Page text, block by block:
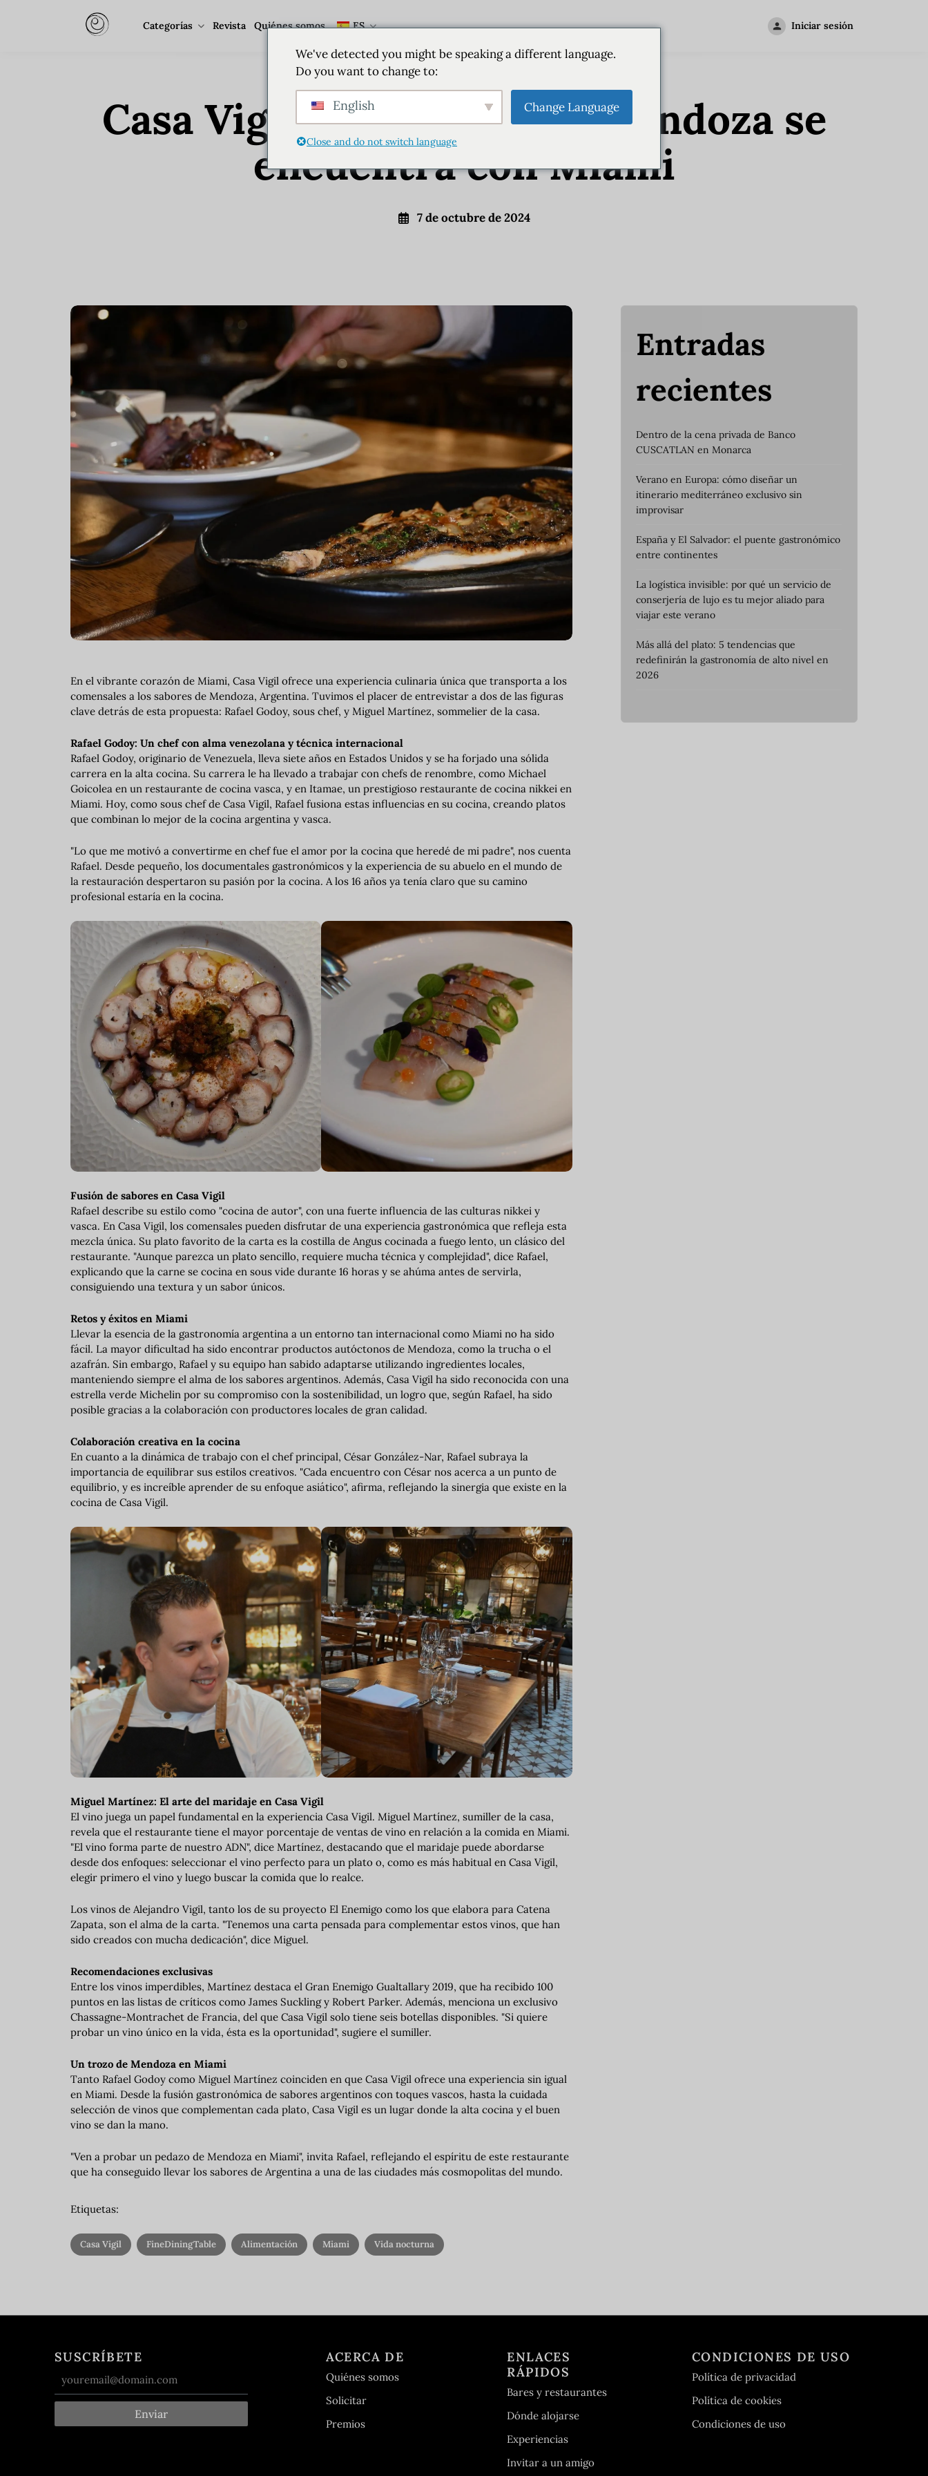
Categorías Revista Quiénes somos ES Iniciar sesión
Miami Bebidas Alimentación Estilo de vida
Casa Vigil Miami: Donde Mendoza se
encuentra con Miami
7 de octubre de 2024
En el vibrante corazón de Miami, Casa Vigil ofrece una experiencia culinaria única que transporta a los
comensales a los sabores de Mendoza, Argentina. Tuvimos el placer de entrevistar a dos de las figuras
clave detrás de esta propuesta: Rafael Godoy, sous chef, y Miguel Martínez, sommelier de la casa.
Rafael Godoy: Un chef con alma venezolana y técnica internacional
Rafael Godoy, originario de Venezuela, lleva siete años en Estados Unidos y se ha forjado una sólida
carrera en la alta cocina. Su carrera le ha llevado a trabajar con chefs de renombre, como Michael
Goicolea en un restaurante de cocina vasca, y en Itamae, un prestigioso restaurante de cocina nikkei en
Miami. Hoy, como sous chef de Casa Vigil, Rafael fusiona estas influencias en su cocina, creando platos
que combinan lo mejor de la cocina argentina y vasca.
"Lo que me motivó a convertirme en chef fue el amor por la cocina que heredé de mi padre", nos cuenta
Rafael. Desde pequeño, los documentales gastronómicos y la experiencia de su abuelo en el mundo de
la restauración despertaron su pasión por la cocina. A los 16 años ya tenía claro que su camino
profesional estaría en la cocina.
Fusión de sabores en Casa Vigil
Rafael describe su estilo como "cocina de autor", con una fuerte influencia de las culturas nikkei y
vasca. En Casa Vigil, los comensales pueden disfrutar de una experiencia gastronómica que refleja esta
mezcla única. Su plato favorito de la carta es la costilla de Angus cocinada a fuego lento, un clásico del
restaurante. "Aunque parezca un plato sencillo, requiere mucha técnica y complejidad", dice Rafael,
explicando que la carne se cocina en sous vide durante 16 horas y se ahúma antes de servirla,
consiguiendo una textura y un sabor únicos.
Retos y éxitos en Miami
Llevar la esencia de la gastronomía argentina a un entorno tan internacional como Miami no ha sido
fácil. La mayor dificultad ha sido encontrar productos autóctonos de Mendoza, como la trucha o el
azafrán. Sin embargo, Rafael y su equipo han sabido adaptarse utilizando ingredientes locales,
manteniendo siempre el alma de los sabores argentinos. Además, Casa Vigil ha sido reconocida con una
estrella verde Michelin por su compromiso con la sostenibilidad, un logro que, según Rafael, ha sido
posible gracias a la colaboración con productores locales de gran calidad.
Colaboración creativa en la cocina
En cuanto a la dinámica de trabajo con el chef principal, César González-Nar, Rafael subraya la
importancia de equilibrar sus estilos creativos. "Cada encuentro con César nos acerca a un punto de
equilibrio, y es increíble aprender de su enfoque asiático", afirma, reflejando la sinergia que existe en la
cocina de Casa Vigil.
Miguel Martínez: El arte del maridaje en Casa Vigil
El vino juega un papel fundamental en la experiencia Casa Vigil. Miguel Martínez, sumiller de la casa,
revela que el restaurante tiene el mayor porcentaje de ventas de vino en relación a la comida en Miami.
"El vino forma parte de nuestro ADN", dice Martínez, destacando que el maridaje puede abordarse
desde dos enfoques: seleccionar el vino perfecto para un plato o, como es más habitual en Casa Vigil,
elegir primero el vino y luego buscar la comida que lo realce.
Los vinos de Alejandro Vigil, tanto los de su proyecto El Enemigo como los que elabora para Catena
Zapata, son el alma de la carta. "Tenemos una carta pensada para complementar estos vinos, que han
sido creados con mucha dedicación", dice Miguel.
Recomendaciones exclusivas
Entre los vinos imperdibles, Martínez destaca el Gran Enemigo Gualtallary 2019, que ha recibido 100
puntos en las listas de críticos como James Suckling y Robert Parker. Además, menciona un exclusivo
Chassagne-Montrachet de Francia, del que Casa Vigil solo tiene seis botellas disponibles. "Si quiere
probar un vino único en la vida, ésta es la oportunidad", sugiere el sumiller.
Un trozo de Mendoza en Miami
Tanto Rafael Godoy como Miguel Martínez coinciden en que Casa Vigil ofrece una experiencia sin igual
en Miami. Desde la fusión gastronómica de sabores argentinos con toques vascos, hasta la cuidada
selección de vinos que complementan cada plato, Casa Vigil es un lugar donde la alta cocina y el buen
vino se dan la mano.
"Ven a probar un pedazo de Mendoza en Miami", invita Rafael, reflejando el espíritu de este restaurante
que ha conseguido llevar los sabores de Argentina a una de las ciudades más cosmopolitas del mundo.
Etiquetas:
Casa Vigil FineDiningTable Alimentación Miami Vida nocturna
Entradas
recientes
Dentro de la cena privada de Banco
CUSCATLAN en Monarca
Verano en Europa: cómo diseñar un
itinerario mediterráneo exclusivo sin
improvisar
España y El Salvador: el puente gastronómico
entre continentes
La logística invisible: por qué un servicio de
conserjería de lujo es tu mejor aliado para
viajar este verano
Más allá del plato: 5 tendencias que
redefinirán la gastronomía de alto nivel en
2026
SUSCRÍBETE
Enviar
ACERCA DE
Quiénes somos
Solicitar
Premios
ENLACES
RÁPIDOS
Bares y restaurantes
Dónde alojarse
Experiencias
Invitar a un amigo
CONDICIONES DE USO
Política de privacidad
Política de cookies
Condiciones de uso
We've detected you might be speaking a different language.
Do you want to change to:
English Change Language
Close and do not switch language